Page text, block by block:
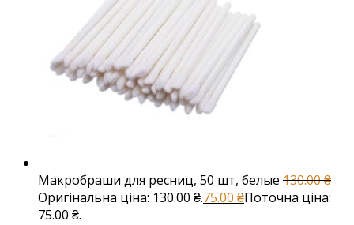
Макробраши для ресниц, 50 шт, белые 130.00₴
Оригінальна ціна: 130.00 ₴.75.00 ₴Поточна ціна:
75.00 ₴.